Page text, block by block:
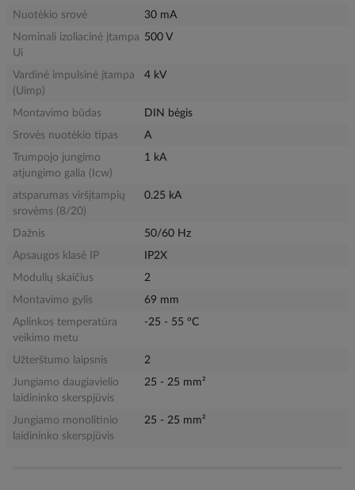
Nuotėkio srovė
30 mA
Nominali izoliacinė įtampa
Ui
500 V
Vardinė impulsinė įtampa
(Uimp)
4 kV
Montavimo būdas
DIN bėgis
Srovės nuotėkio tipas
A
Trumpojo jungimo
atjungimo galia (Icw)
1 kA
atsparumas viršįtampių
srovėms (8/20)
0.25 kA
Dažnis
50/60 Hz
Apsaugos klasė IP
IP2X
Modulių skaičius
2
Montavimo gylis
69 mm
Aplinkos temperatūra
veikimo metu
-25 - 55 °C
Užterštumo laipsnis
2
Jungiamo daugiavielio
laidininko skerspjūvis
25 - 25 mm²
Jungiamo monolitinio
laidininko skerspjūvis
25 - 25 mm²